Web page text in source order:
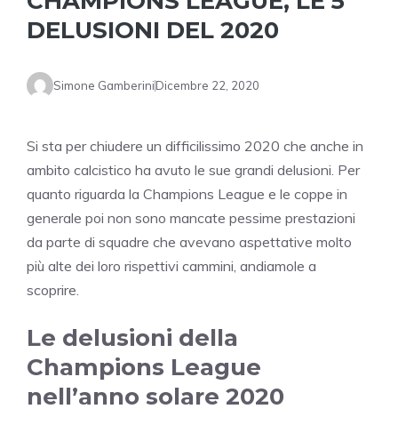
DELUSIONI DEL 2020
Simone GamberiniDicembre 22, 2020
Si sta per chiudere un difficilissimo 2020 che anche in
ambito calcistico ha avuto le sue grandi delusioni. Per
quanto riguarda la Champions League e le coppe in
generale poi non sono mancate pessime prestazioni
da parte di squadre che avevano aspettative molto
più alte dei loro rispettivi cammini, andiamole a
scoprire.
Le delusioni della
Champions League
nell’anno solare 2020